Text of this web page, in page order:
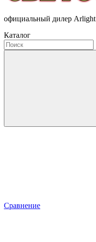
официальный дилер Arlight
Каталог
Сравнение